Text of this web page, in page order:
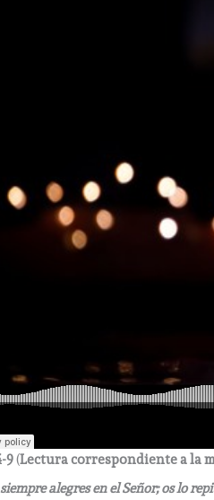
9(Lectura correspondiente a la
alegres en el Señor; os lo